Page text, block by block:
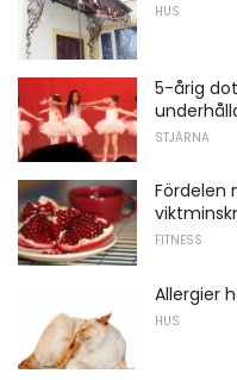
HUS
5-årig
STJÄRNA
Fördelen
FITNESS
Allergier
HUS